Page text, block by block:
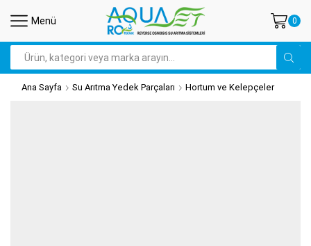
Menü 0
Search
input
Ana Sayfa Su Arıtma Yedek Parçaları Hortum ve Kelepçeler